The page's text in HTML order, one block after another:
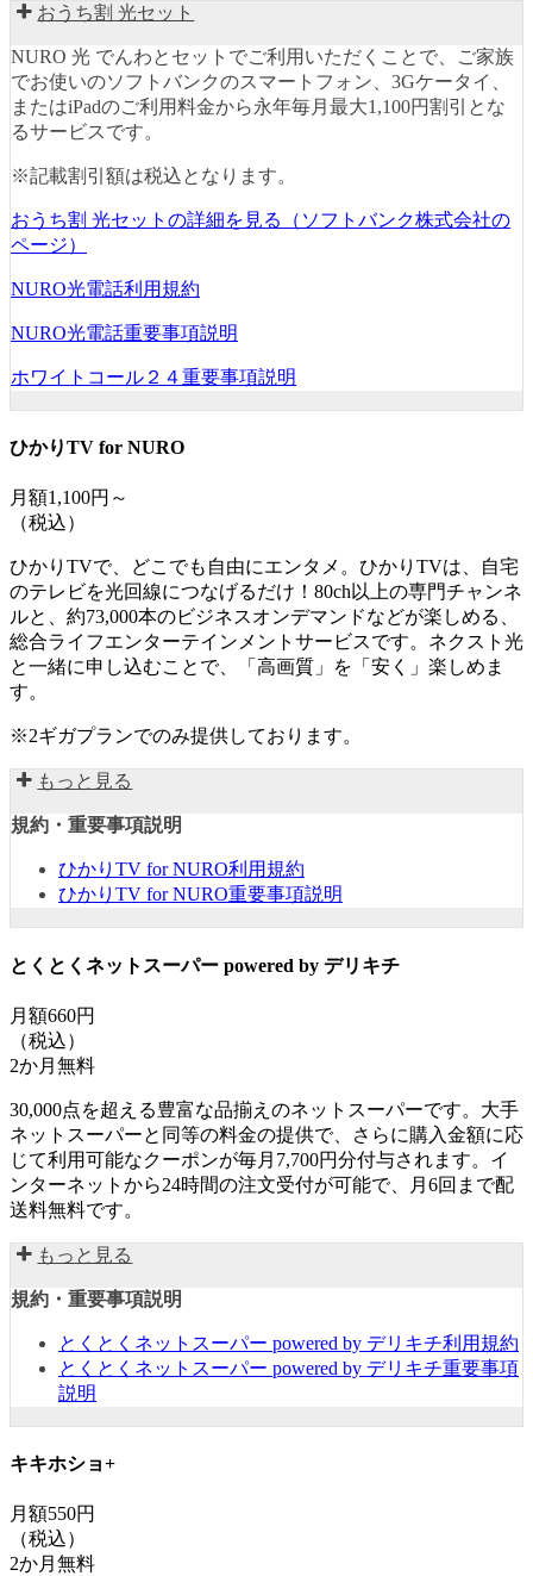
おうち割 光セット
NURO 光 でんわとセットでご利用いただくことで、ご家族
でお使いのソフトバンクのスマートフォン、3Gケータイ、
またはiPadのご利用料金から永年毎月最大1,100円割引とな
るサービスです。
※記載割引額は税込となります。
おうち割 光セットの詳細を見る（ソフトバンク株式会社の
ページ）
NURO光電話利用規約
NURO光電話重要事項説明
ホワイトコール２４重要事項説明
ひかりTV for NURO
月額1,100円～
（税込）
ひかりTVで、どこでも自由にエンタメ。ひかりTVは、自宅
のテレビを光回線につなげるだけ！80ch以上の専門チャンネ
ルと、約73,000本のビジネスオンデマンドなどが楽しめる、
総合ライフエンターテインメントサービスです。ネクスト光
と一緒に申し込むことで、「高画質」を「安く」楽しめま
す。
※2ギガプランでのみ提供しております。
もっと見る
規約・重要事項説明
ひかりTV for NURO利用規約
ひかりTV for NURO重要事項説明
とくとくネットスーパー powered by デリキチ
月額660円
（税込）
2か月無料
30,000点を超える豊富な品揃えのネットスーパーです。大手
ネットスーパーと同等の料金の提供で、さらに購入金額に応
じて利用可能なクーポンが毎月7,700円分付与されます。イ
ンターネットから24時間の注文受付が可能で、月6回まで配
送料無料です。
もっと見る
規約・重要事項説明
とくとくネットスーパー powered by デリキチ利用規約
とくとくネットスーパー powered by デリキチ重要事項
説明
キキホショ+
月額550円
（税込）
2か月無料